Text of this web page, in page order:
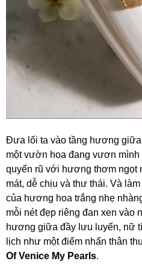
Đưa lối ta vào tầng hương
một vườn hoa đang vươn mình
quyến rũ với hương thơm ngọt
mát, dễ chịu và thư thái. Và
của hương hoa trắng nhẹ
mỗi nét đẹp riêng đan xen vào
hương giữa đầy lưu luyến, nữ
lịch như một điểm nhấn thân
Of Venice My Pearls.